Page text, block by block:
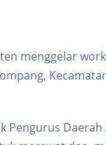
menggelar